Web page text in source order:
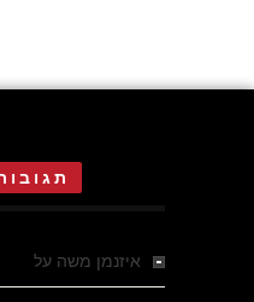
איזנמן משה על